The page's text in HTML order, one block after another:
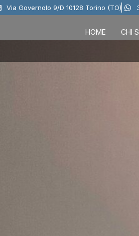
Via Governolo 9/D 10128 Torino (TO)
HOME CHI